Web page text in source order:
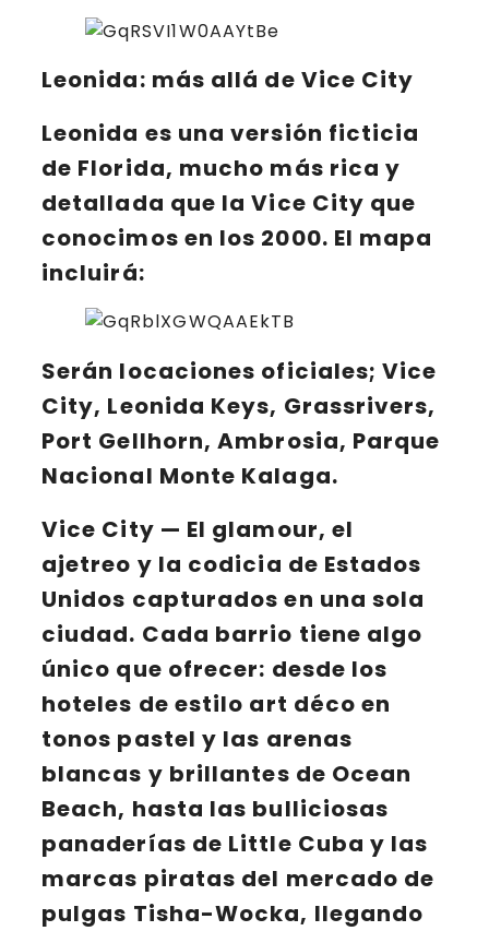
Leonida: más allá de Vice City
Leonida es una versión ficticia
de Florida, mucho más rica y
detallada que la Vice City que
conocimos en los 2000. El mapa
incluirá:
Serán locaciones oficiales; Vice
City, Leonida Keys, Grassrivers,
Port Gellhorn, Ambrosia, Parque
Nacional Monte Kalaga.
Vice City — El glamour, el
ajetreo y la codicia de Estados
Unidos capturados en una sola
ciudad. Cada barrio tiene algo
único que ofrecer: desde los
hoteles de estilo art déco en
tonos pastel y las arenas
blancas y brillantes de Ocean
Beach, hasta las bulliciosas
panaderías de Little Cuba y las
marcas piratas del mercado de
pulgas Tisha-Wocka, llegando